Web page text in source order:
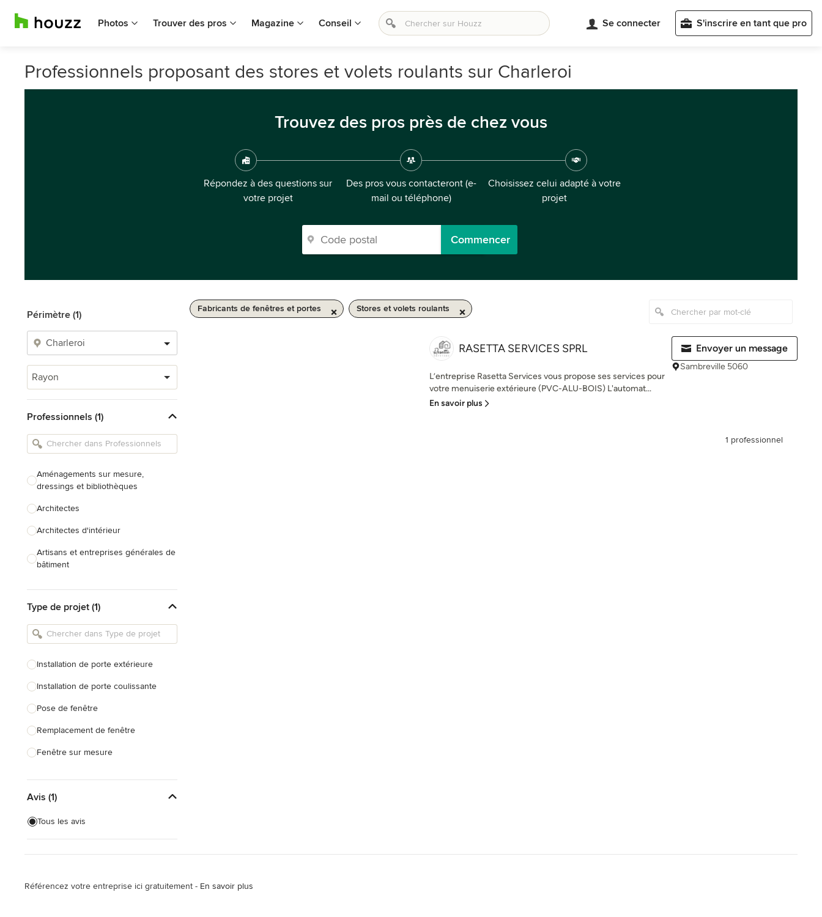
Photos Trouver des pros Magazine Conseil Se connecter S'inscrire en tant que pro
Professionnels proposant des stores et volets roulants sur Charleroi
Trouvez des pros près de chez vous
Répondez à des questions sur
votre projet
Des pros vous contacteront (e-
mail ou téléphone)
Choisissez celui adapté à votre
projet
Commencer
Périmètre (1)
Rayon
Professionnels (1)
Aménagements sur mesure,
dressings et bibliothèques
Architectes
Architectes d'intérieur
Artisans et entreprises générales de
bâtiment
Charpentiers
Constructeurs de maison
cuisine
Décorateurs d'intérieur
Home organisers
Tout voir
Type de projet (1)
Installation de porte extérieure
Installation de porte coulissante
Pose de fenêtre
Remplacement de fenêtre
Fenêtre sur mesure
Menuiserie en aluminium
Menuiserie en PVC
Volets extérieurs
Avis (1)
Tous les avis
Fabricants de fenêtres et portes Stores et volets roulants
RASETTA SERVICES SPRL
L’entreprise Rasetta Services vous propose ses services pour
votre menuiserie extérieure (PVC-ALU-BOIS) L'automat...
En savoir plus
Envoyer un message
Sambreville 5060
1 professionnel
Référencez votre entreprise ici gratuitement - En savoir plus